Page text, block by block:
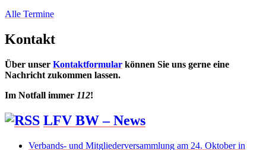
Alle Termine
Kontakt
Über unser Kontaktformular können Sie uns gerne eine
Nachricht zukommen lassen.
Im Notfall immer 112!
LFV BW – News
Verbands- und Mitgliederversammlung am 24. Oktober in